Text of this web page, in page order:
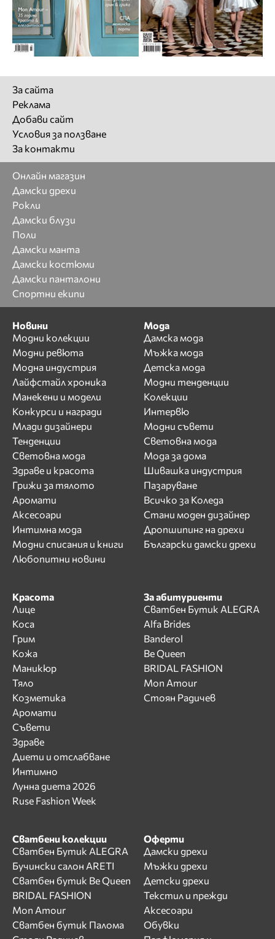
За сайта
Реклама
Добави сайт
Условия за ползване
За контакти
Онлайн магазин
Дамски дрехи
Рокли
Дамски блузи
Поли
Дамски манта
Дамски костюми
Дамски панталони
Спортни екипи
Новини
Модни колекции
Модни ревюта
Модна индустрия
Лайфстайл хроника
Манекени и модели
Конкурси и награди
Млади дизайнери
Тенденции
Световна мода
Здраве и красота
Грижи за тялото
Аромати
Аксесоари
Интимна мода
Модни списания и книги
Любопитни новини
Мода
Дамска мода
Мъжка мода
Детска мода
Модни тенденции
Колекции
Интервю
Модни съвети
Световна мода
Мода за дома
Шивашка индустрия
Пазаруване
Всичко за Коледа
Стани моден дизайнер
Дропшипинг на дрехи
Български дамски дрехи
Красота
Лице
Коса
Грим
Кожа
Маникюр
Тяло
Козметика
Аромати
Съвети
Здраве
Диети и отслабване
Интимно
Лунна диета 2026
Ruse Fashion Week
За абитуриенти
Сватбен Бутик ALEGRA
Alfa Brides
Banderol
Be Queen
BRIDAL FASHION
Mon Amour
Стоян Радичев
Сватбени колекции
Сватбен Бутик ALEGRA
Бучински салон ARETI
Сватбен бутик Be Queen
BRIDAL FASHION
Mon Amour
Сватбен бутик Палома
Оферти
Дамски дрехи
Мъжки дрехи
Детски дрехи
Текстил и прежди
Аксесоари
Обувки